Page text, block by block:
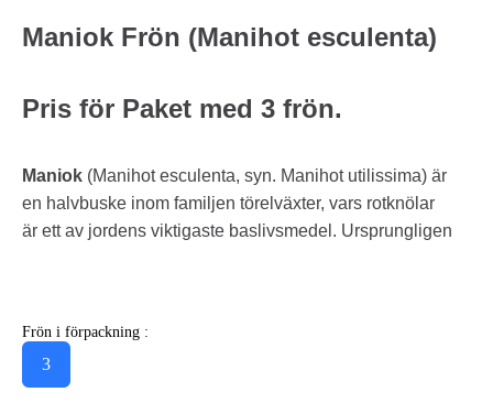
Maniok Frön (Manihot esculenta)
Pris för Paket med 3 frön.
Maniok (Manihot esculenta, syn. Manihot utilissima) är
en halvbuske inom familjen törelväxter, vars rotknölar
är ett av jordens viktigaste baslivsmedel. Ursprungligen
Frön i förpackning :
3